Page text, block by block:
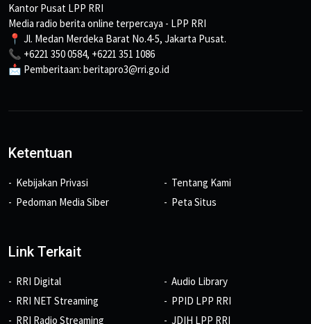
Kantor Pusat LPP RRI
Media radio berita online terpercaya - LPP RRI
📍 Jl. Medan Merdeka Barat No.4-5, Jakarta Pusat.
📞 +6221 350 0584, +6221 351 1086
📩 Pemberitaan: beritapro3@rri.go.id
Ketentuan
Kebijakan Privasi
Pedoman Media Siber
Tentang Kami
Peta Situs
Link Terkait
RRI Digital
RRI NET Streaming
RRI Radio Streaming
Audio Library
PPID LPP RRI
JDIH LPP RRI